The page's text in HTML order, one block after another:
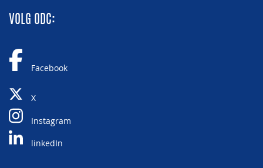
VOLG ODC:
Facebook
X
Instagram
linkedIn